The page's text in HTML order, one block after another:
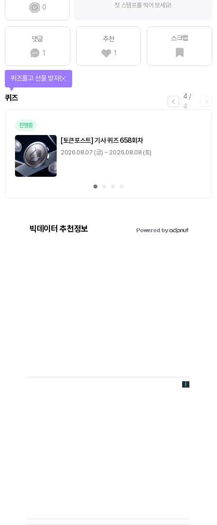
0
첫 스탬프를 찍어 보세요!
댓글
1
추천
1
스크랩
4 /
4
퀴즈
퀴즈풀고 선물 받자!
진행중
[토큰포스트] 기사 퀴즈 658회차
2026.08.07 (금) ~ 2026.08.08 (토)
빅데이터 추천정보